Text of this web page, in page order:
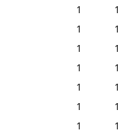
1
1
1
1
1
1
1
1
1
1
1
1
1
1